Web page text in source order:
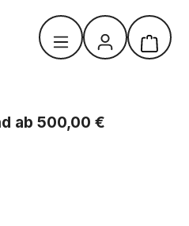
ab 500,00 €